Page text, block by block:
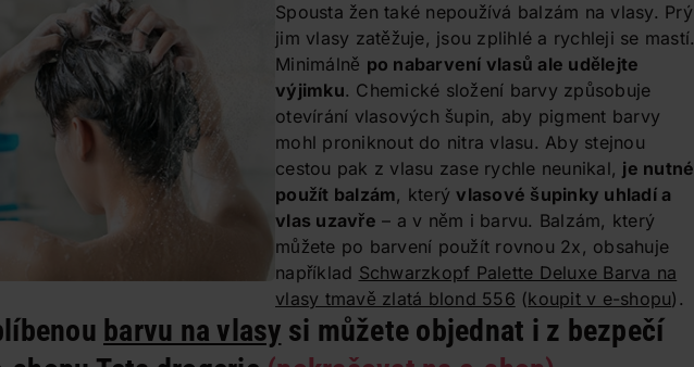
Spousta žen také nepoužívá balzám na vlasy. Prý
jim vlasy zatěžuje, jsou zplihlé a rychleji se mastí.
Minimálně po nabarvení vlasů ale udělejte
výjimku. Chemické složení barvy způsobuje
otevírání vlasových šupin, aby pigment barvy
mohl proniknout do nitra vlasu. Aby stejnou
cestou pak z vlasu zase rychle neunikal, je nutné
použít balzám, kterývlasové šupinky uhladí a
vlas uzavře – a v něm i barvu. Balzám, který
můžete po barvení použít rovnou 2x, obsahuje
například Schwarzkopf Palette Deluxe Barva na
vlasy tmavě zlatá blond 556 (koupit v e-shopu).
barvu na vlasy si můžete objednat i z bezpečí